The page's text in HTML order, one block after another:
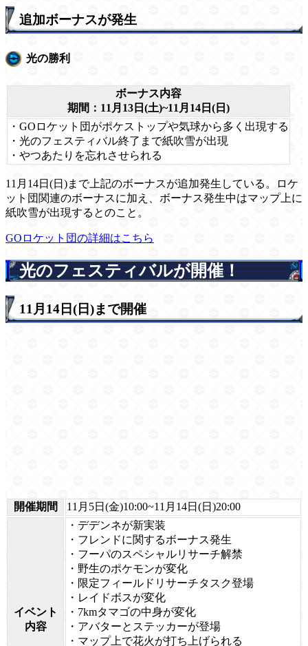
追加ボーナスが発生
光の勝利
ボーナス内容
期間：11月13日(土)~11月14日(日)
・GOロケット団がポケストップや気球から多く出現する
・光のフェスティバル終了まで紙吹雪が出現
・やつあたりを忘れさせられる
11月14日(日)まで上記のボーナスが追加発生している。ロケ
ット団関連のボーナスに加え、ボーナス発生中はマップ上に
紙吹雪が出現するとのこと。
GOロケット団の詳細はこちら
光のフェスティバルが開催！
11月14日(日)まで開催
開催期間 11月5日(金)10:00~11月14日(日)20:00
イベント
内容
・デデンネが新実装
・フレンドに関するボーナス発生
・フーパのスペシャルリサーチ解禁
・野生のポケモンが変化
・限定フィールドリサーチタスク登場
・レイドボスが変化
・7kmタマゴの中身が変化
・アバターとステッカーが登場
・マップ上で花火が打ち上げられる